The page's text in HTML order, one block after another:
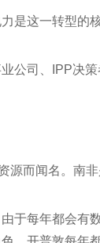
是这一转型的
公司、IPP决
源而闻名。南
于每年都会有